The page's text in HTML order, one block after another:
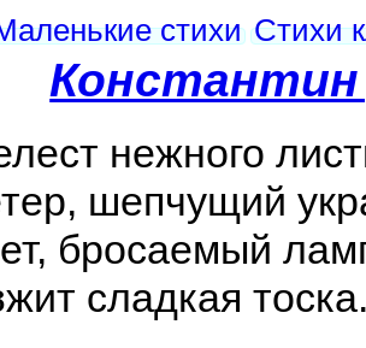
стихи Стихи
нежного
шепчущий
бросаемый
сладкая